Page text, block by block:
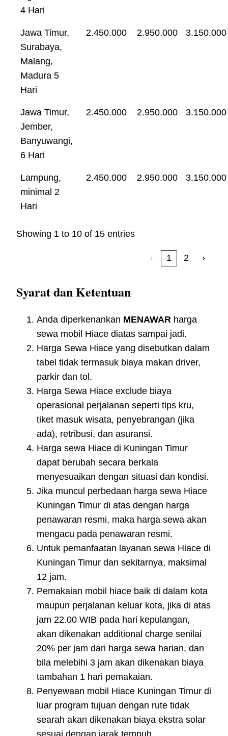
4 Hari
Jawa Timur,
Surabaya,
Malang,
Madura 5
Hari
2.450.000 2.950.000 3.150.000
Jawa Timur,
Jember,
Banyuwangi,
6 Hari
2.450.000 2.950.000 3.150.000
Lampung,
minimal 2
Hari
2.450.000 2.950.000 3.150.000
Showing 1 to 10 of 15 entries
‹ 1 2 ›
Syarat dan Ketentuan
Anda diperkenankan MENAWAR harga
sewa mobil Hiace diatas sampai jadi.
Harga Sewa Hiace yang disebutkan dalam
tabel tidak termasuk biaya makan driver,
parkir dan tol.
Harga Sewa Hiace exclude biaya
operasional perjalanan seperti tips kru,
tiket masuk wisata, penyebrangan (jika
ada), retribusi, dan asuransi.
Harga sewa Hiace di Kuningan Timur
dapat berubah secara berkala
menyesuaikan dengan situasi dan kondisi.
Jika muncul perbedaan harga sewa Hiace
Kuningan Timur di atas dengan harga
penawaran resmi, maka harga sewa akan
mengacu pada penawaran resmi.
Untuk pemanfaatan layanan sewa Hiace di
Kuningan Timur dan sekitarnya, maksimal
12 jam.
Pemakaian mobil hiace baik di dalam kota
maupun perjalanan keluar kota, jika di atas
jam 22.00 WIB pada hari kepulangan,
akan dikenakan additional charge senilai
20% per jam dari harga sewa harian, dan
bila melebihi 3 jam akan dikenakan biaya
tambahan 1 hari pemakaian.
Penyewaan mobil Hiace Kuningan Timur di
luar program tujuan dengan rute tidak
searah akan dikenakan biaya ekstra solar
sesuai dengan jarak tempuh.